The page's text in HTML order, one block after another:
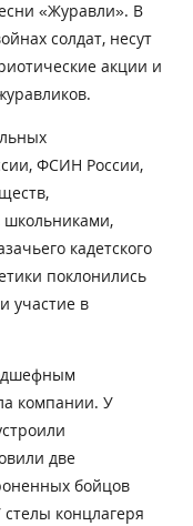
«Журавли». В
солдат, несут
акции и
ФСИН России,
школьниками,
кадетского
поклонились
участие в
компании. У
две
бойцов
концлагеря